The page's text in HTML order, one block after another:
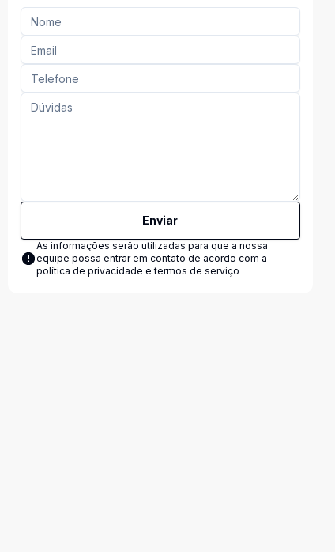
Enviar
As informações serão utilizadas para que a nossa
equipe possa entrar em contato de acordo com a
política de privacidade e termos de serviço